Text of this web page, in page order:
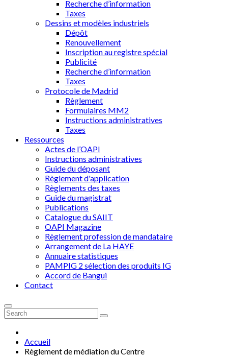
Recherche d’information
Taxes
Dessins et modèles industriels
Dépôt
Renouvellement
Inscription au registre spécial
Publicité
Recherche d’information
Taxes
Protocole de Madrid
Règlement
Formulaires MM2
Instructions administratives
Taxes
Ressources
Actes de l’OAPI
Instructions administratives
Guide du déposant
Règlement d'application
Règlements des taxes
Guide du magistrat
Publications
Catalogue du SAIIT
OAPI Magazine
Règlement profession de mandataire
Arrangement de La HAYE
Annuaire statistiques
PAMPIG 2 sélection des produits IG
Accord de Bangui
Contact
Accueil
Règlement de médiation du Centre